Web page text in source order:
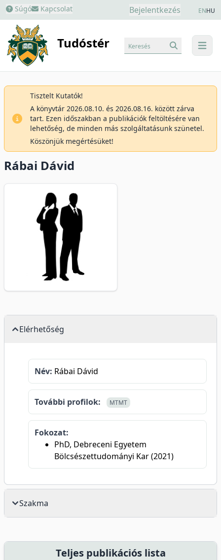
Súgó Kapcsolat Bejelentkezés ENHU
Tudóstér menu
Keresés
Tisztelt Kutatók!
A könyvtár 2026.08.10. és 2026.08.16. között zárva
tart. Ezen időszakban a publikációk feltöltésére van
lehetőség, de minden más szolgáltatásunk szünetel.
Köszönjük megértésüket!
Rábai Dávid
Elérhetőség
Név: Rábai Dávid
További profilok: MTMT
Fokozat:
PhD, Debreceni Egyetem
Bölcsészettudományi Kar (2021)
Szakma
Teljes publikációs lista